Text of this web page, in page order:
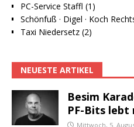
PC-Service Staffl (1)
Schönfuß · Digel · Koch
Taxi Niedersetz (2)
NEUESTE ARTIKEL
Besim
PF-Bits lebt
Mittwoch, 5.